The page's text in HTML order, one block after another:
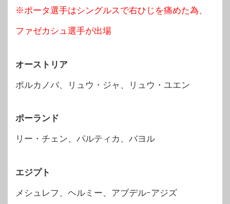
※ポータ選手はシングルスで右ひじを痛めた為、
ファゼカシュ選手が出場
オーストリア
ポルカノバ、リュウ・ジャ、リュウ・ユエン
ポーランド
リー・チェン、パルティカ、バヨル
エジプト
メシュレフ、ヘルミー、アブデルｰアジズ